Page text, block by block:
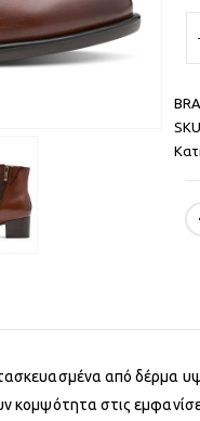
από δέρμα
κομψότητα στις